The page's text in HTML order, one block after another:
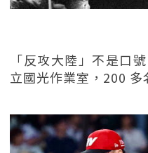
「反攻大陸」不是口
立國光作業室，200 多